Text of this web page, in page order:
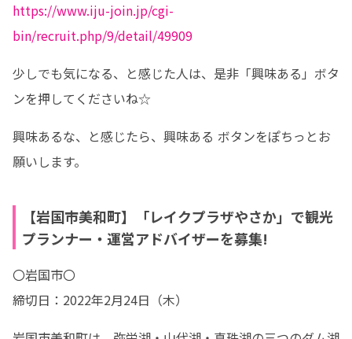
https://www.iju-join.jp/cgi-
bin/recruit.php/9/detail/49909
少しでも気になる、と感じた人は、是非「興味ある」ボタ
ンを押してくださいね☆
興味あるな、と感じたら、興味ある ボタンをぽちっとお
願いします。
【岩国市美和町】「レイクプラザやさか」で観光
プランナー・運営アドバイザーを募集!
〇岩国市〇
締切日：2022年2月24日（木）